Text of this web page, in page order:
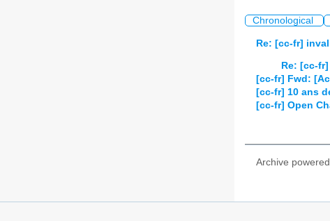
Chronological
Re: [cc-fr]
Re: [cc-
[cc-fr] Fwd:
[cc-fr] 10 ans
[cc-fr] Open
Archive